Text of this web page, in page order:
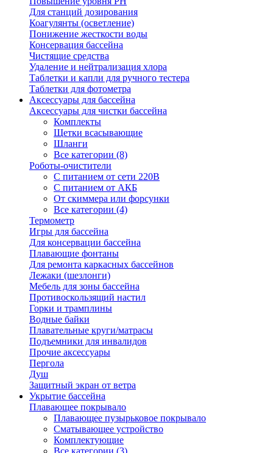
Для станций дозирования
Коагулянты (осветление)
Понижение жесткости воды
Консервация бассейна
Чистящие средства
Удаление и нейтрализация хлора
Таблетки и капли для ручного тестера
Таблетки для фотометра
Аксессуары для бассейна
Аксессуары для чистки бассейна
Комплекты
Щетки всасывающие
Шланги
Все категории (8)
Роботы-очистители
С питанием от сети 220В
С питанием от АКБ
От скиммера или форсунки
Все категории (4)
Термометр
Игры для бассейна
Для консервации бассейна
Плавающие фонтаны
Для ремонта каркасных бассейнов
Лежаки (шезлонги)
Мебель для зоны бассейна
Противоскользящий настил
Горки и трамплины
Водные байки
Плавательные круги/матрасы
Подъемники для инвалидов
Прочие аксессуары
Пергола
Душ
Защитный экран от ветра
Укрытие бассейна
Плавающее покрывало
Плавающее пузырьковое покрывало
Сматывающее устройство
Комплектующие
Все категории (3)